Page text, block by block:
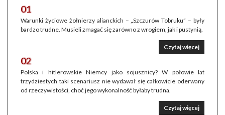
01
Warunki życiowe żołnierzy alianckich – „Szczurów Tobruku” – były
bardzo trudne. Musieli zmagać się zarówno z wrogiem, jak i pustynią.
Czytaj więcej
02
Polska i hitlerowskie Niemcy jako sojusznicy? W połowie lat
trzydziestych taki scenariusz nie wydawał się całkowicie oderwany
od rzeczywistości, choć jego wykonalność byłaby trudna.
Czytaj więcej